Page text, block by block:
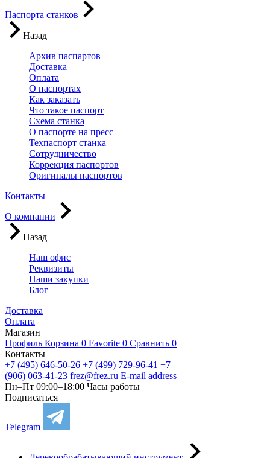
Паспорта станков
Назад
Архив паспартов
Доставка
Оплата
О паспортах
Как заказать
Что такое паспорт
Схема станка
О паспорте на пресс
Техпаспорт станка
Сотрудничество
Коррекция паспортов
Оригиналы паспортов
Контакты
О компании
Назад
Наш офис
Реквизиты
Наши закупки
Блог
Доставка
Оплата
Магазин
Профиль Корзина 0 Favorite 0 Сравнить 0
Контакты
+7 (495) 646-50-26 +7 (499) 729-96-41 +7
(906) 063-41-23 frez@frez.ru E-mail address
Пн–Пт 09:00–18:00 Часы работы
Подписаться
Telegram